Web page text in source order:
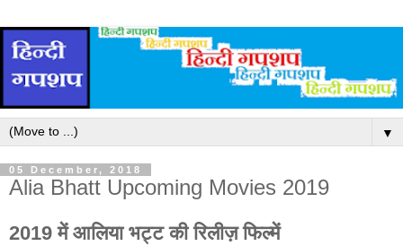
▼
05 December, 2018
Alia Bhatt Upcoming Movies 2019
2019 में आलिया भट्ट की रिलीज़ फिल्में